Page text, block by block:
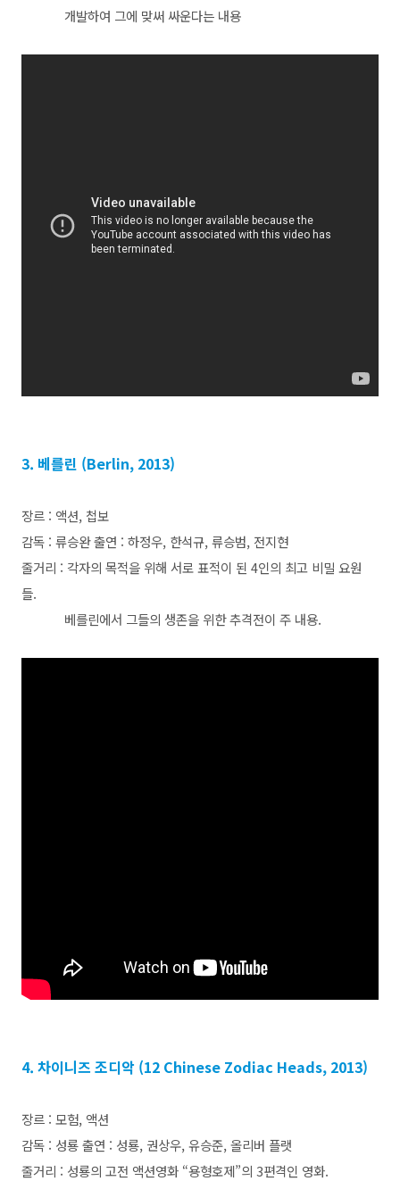
개발하여 그에 맞써 싸운다는 내용
3. 베를린 (Berlin, 2013)
장르 : 액션, 첩보
감독 : 류승완 출연 : 하정우, 한석규, 류승범, 전지현
줄거리 : 각자의 목적을 위해 서로 표적이 된 4인의 최고 비밀 요원
들.
베를린에서 그들의 생존을 위한 추격전이 주 내용.
4. 차이니즈 조디악 (12 Chinese Zodiac Heads, 2013)
장르 : 모험, 액션
감독 : 성룡 출연 : 성룡, 권상우, 유승준, 올리버 플랫
줄거리 : 성룡의 고전 액션영화 “용형호제”의 3편격인 영화.